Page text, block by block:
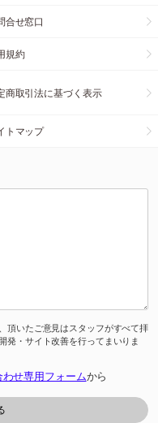
合せ窓口
規約
商取引法に基づく表示
トマップ
頂いたご意見はスタッフがすべて拝
発・サイト改善を行ってまいりま
わせ専用フォームから